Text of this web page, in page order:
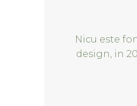
Nicu este
design, in